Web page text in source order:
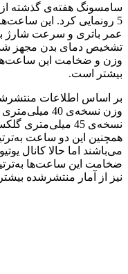
سامسونگ هفته‌ی گذشته
عمر باتری و سرعت شارژ
تشخیص دمای بدن مجهز
وزن و ضخامت این ساعت‌ها
بیشتر است.
بر اساس اطلاعات
نیز از آمار منتشرشده